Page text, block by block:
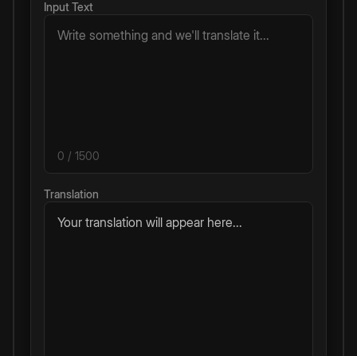
Input Text
0 / 1500
Translation
Your translation will appear here...